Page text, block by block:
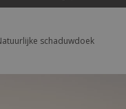
schaduwdoek